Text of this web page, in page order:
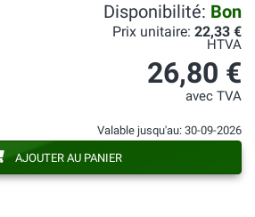
Disponibilité: Bon
Prix unitaire: 22,33 €
HTVA
26,80 €
avec TVA
Valable jusqu'au: 30-09-2026
AJOUTER AU PANIER